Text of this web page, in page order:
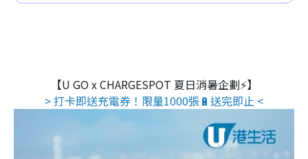
【U GO x CHARGESPOT 夏日消暑企劃⚡】
> 打卡即送充電券！限量1000張🔋送完即止 <